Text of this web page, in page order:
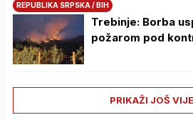
REPUBLIKA SRPSKA / BIH
Trebinje: Borba
požarom pod
PRIKAŽI JOŠ